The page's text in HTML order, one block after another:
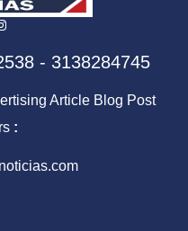
- 3138284745
Article Blog Post
: